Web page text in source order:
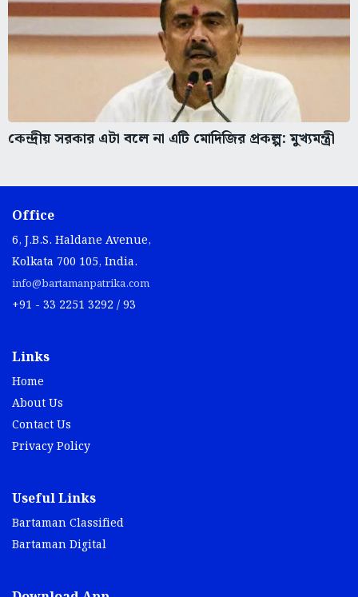
কেন্দ্রীয় সরকার এটা বলে না এটি মোদিজির প্রকল্প: মুখ্যমন্ত্রী
Office
6, J.B.S. Haldane Avenue,
Kolkata 700 105, India.
info@bartamanpatrika.com
+91 - 33 2251 3292 / 93
Links
Home
About Us
Contact Us
Privacy Policy
Useful Links
Bartaman Classified
Bartaman Digital